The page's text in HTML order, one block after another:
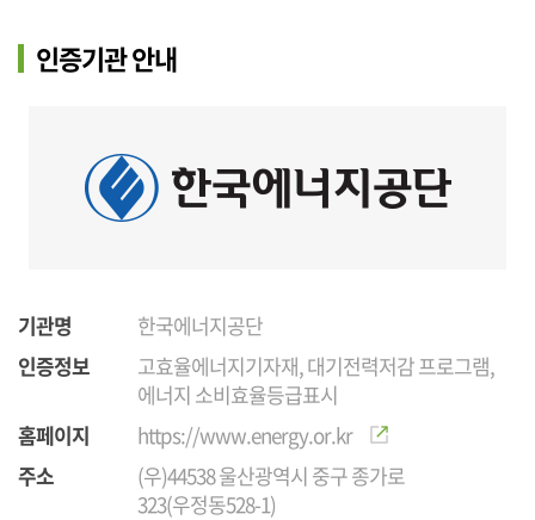
인증기관 안내
기관명
한국에너지공단
인증정보
고효율에너지기자재, 대기전력저감 프로그램,
에너지 소비효율등급표시
홈페이지
https://www.energy.or.kr
주소
(우)44538 울산광역시 중구 종가로
323(우정동528-1)